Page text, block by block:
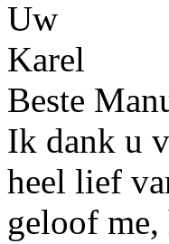
Uw
Karel
Beste
Ik dank u
heel lief
geloof